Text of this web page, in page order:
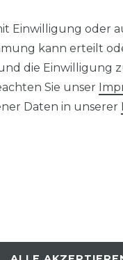
Einwilligung oder
kann erteilt
die Einwilligung
Sie unser
Daten in unserer